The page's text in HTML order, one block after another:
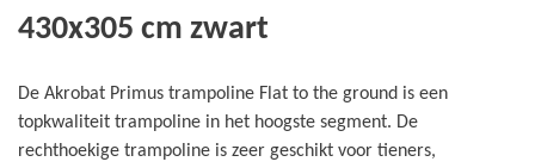
430x305 cm zwart
De Akrobat Primus trampoline Flat to the ground is een
topkwaliteit trampoline in het hoogste segment. De
rechthoekige trampoline is zeer geschikt voor tieners,